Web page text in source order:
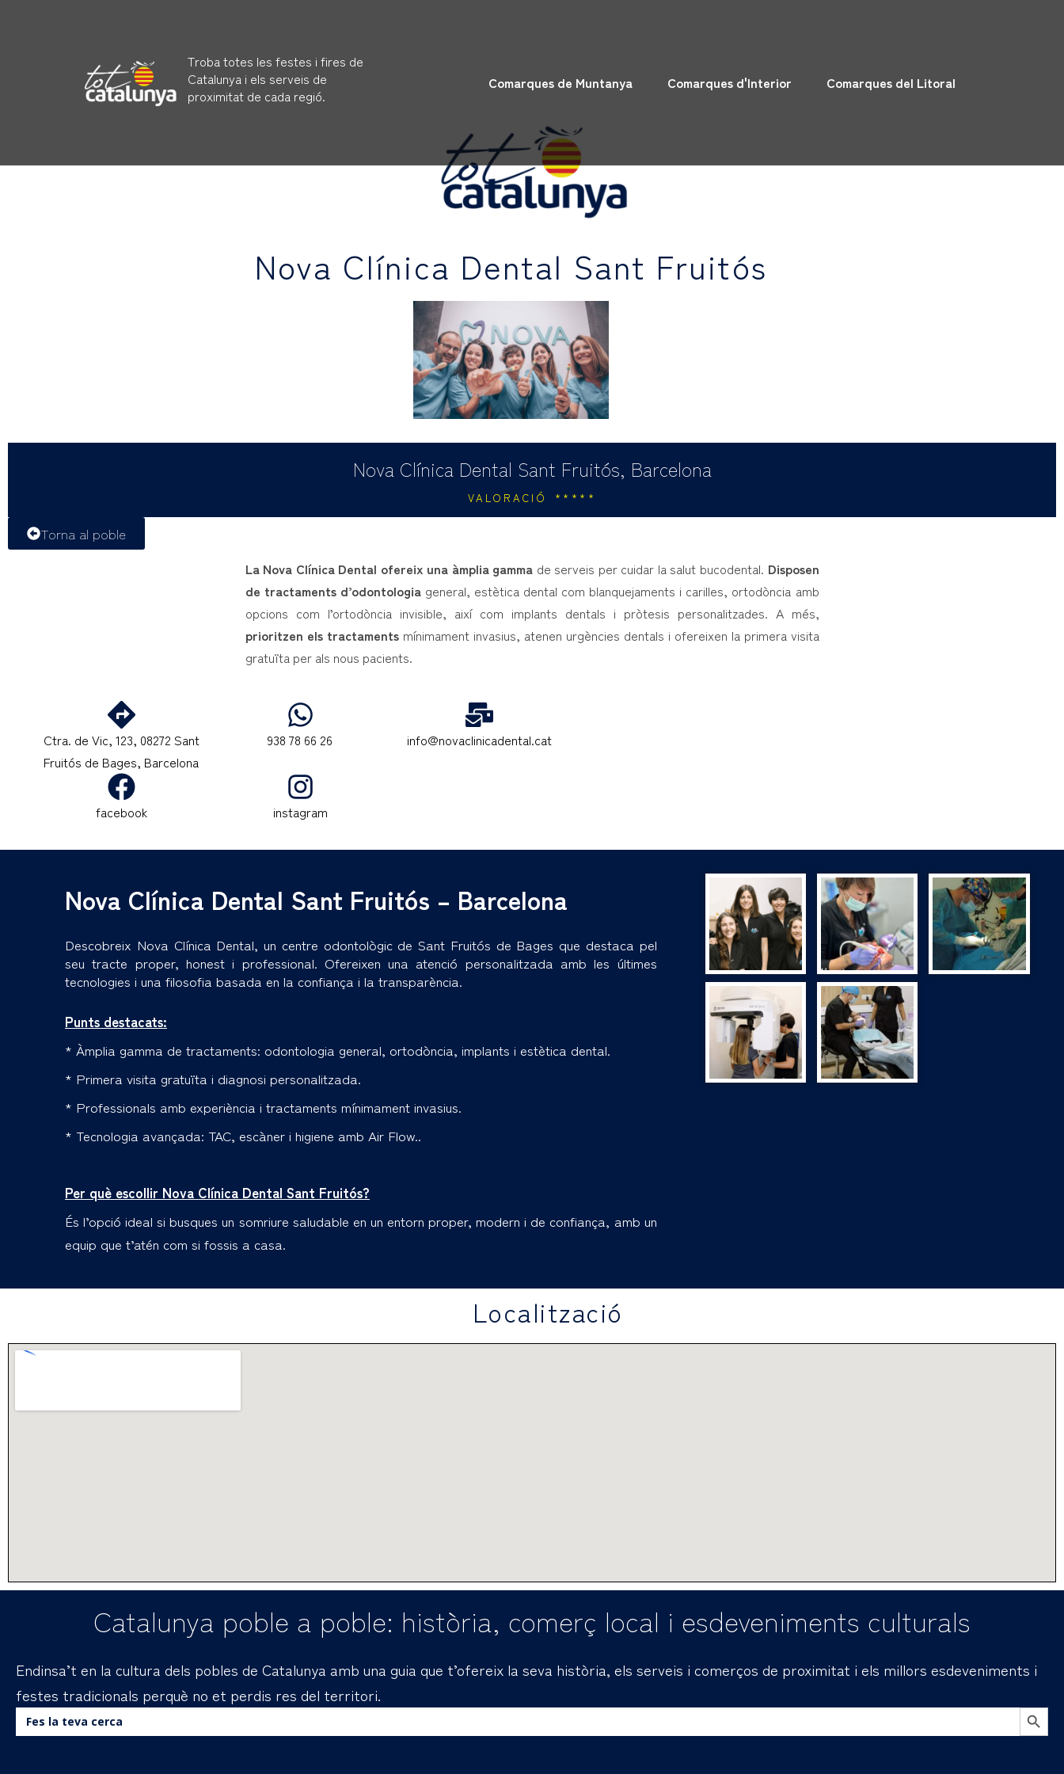
Troba totes les festes i fires de
Catalunya i els serveis de
proximitat de cada regió.
Comarques de Muntanya Comarques d'Interior Comarques del Litoral
Nova Clínica Dental Sant Fruitós
Nova Clínica Dental Sant Fruitós, Barcelona
VALORACIÓ *****
Torna al poble
La Nova Clínica Dental ofereix una àmplia gamma de serveis per cuidar la salut bucodental. Disposen
de tractaments d’odontologiageneral, estètica dental com blanquejaments i carilles, ortodòncia amb
opcions com l’ortodòncia invisible, així com implants dentals i pròtesis personalitzades. A més,
prioritzen els tractamentsmínimament invasius, atenen urgències dentals i ofereixen la primera visita
gratuïta per als nous pacients.
Ctra. de Vic, 123, 08272 Sant
Fruitós de Bages, Barcelona
938 78 66 26 info@novaclinicadental.cat
facebook instagram
Nova Clínica Dental Sant Fruitós – Barcelona
Descobreix Nova Clínica Dental, un centre odontològic de Sant Fruitós de Bages que destaca pel
seu tracte proper, honest i professional. Ofereixen una atenció personalitzada amb les últimes
tecnologies i una filosofia basada en la confiança i la transparència.
Punts destacats:
* Àmplia gamma de tractaments: odontologia general, ortodòncia, implants i estètica dental.
* Primera visita gratuïta i diagnosi personalitzada.
* Professionals amb experiència i tractaments mínimament invasius.
* Tecnologia avançada: TAC, escàner i higiene amb Air Flow..
Per què escollir Nova Clínica Dental Sant Fruitós?
És l’opció ideal si busques un somriure saludable en un entorn proper, modern i de confiança, amb un
equip que t’atén com si fossis a casa.
Localització
Catalunya poble a poble: història, comerç local i esdeveniments culturals
Endinsa’t en la cultura dels pobles de Catalunya amb una guia que t’ofereix la seva història, els serveis i comerços de proximitat i els millors esdeveniments i
festes tradicionals perquè no et perdis res del territori.
BOTÓN DE